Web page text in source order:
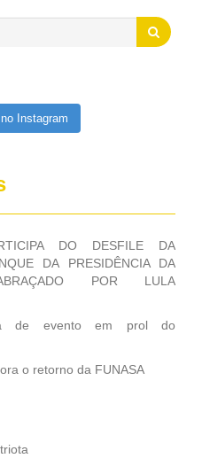
(PSB/PE)
Instagram
DO DESFILE DA
DA PRESIDÊNCIA DA
POR LULA
de evento em prol do
o retorno da FUNASA